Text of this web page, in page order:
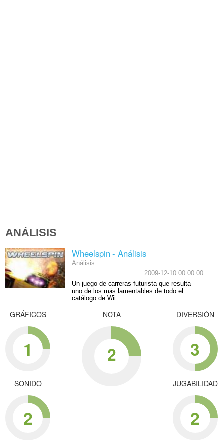
ANÁLISIS
Wheelspin - Análisis
Análisis
2009-12-10 00:00:00
Un juego de carreras futurista que resulta
uno de los más lamentables de todo el
catálogo de Wii.
GRÁFICOS
1
SONIDO
2
NOTA
2
DIVERSIÓN
3
JUGABILIDAD
2